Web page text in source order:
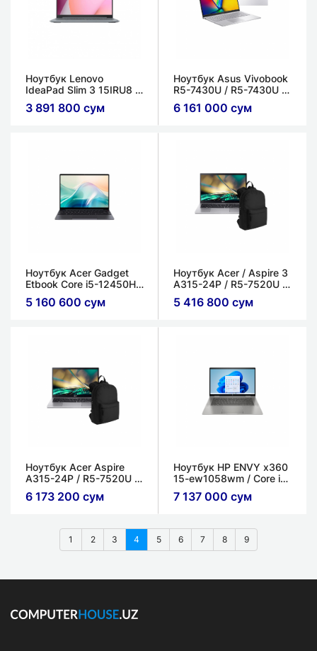
Ноутбук Lenovo
IdeaPad Slim 3 15IRU8 /
Core i3-1315U / 8ГБ /
256ГБ /
3 891 800 сум
Ноутбук Asus Vivobook
R5-7430U / R5-7430U /
16ГБ / 512ГБ /
Интегрированный / 16"
6 161 000 сум
Ноутбук Acer Gadget
Etbook Core i5-12450H /
16ГБ / 512ГБ /
Интегрированный / 14”
5 160 600 сум
Ноутбук Acer / Aspire 3
A315-24P / R5-7520U /
8ГБ / 256ГБ / 15.6'' FHD
LED LCD
5 416 800 сум
Ноутбук Acer Aspire
A315-24P / R5-7520U /
16ГБ / 512ГБ /
Интегрированный /
6 173 200 сум
Ноутбук HP ENVY x360
15-ew1058wm / Core i5-
1335U / 8ГБ / 512ГБ /
Intel HD Graphics / 15.6''
7 137 000 сум
1 2 3 4 5 6 7 8 9